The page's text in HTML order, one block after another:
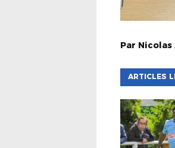
Par Nicolas
ARTICLES